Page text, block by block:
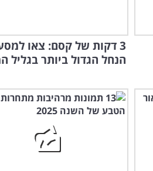
3 דקות של קסם: צאו
הנחל הגדול ביותר בגליל